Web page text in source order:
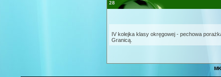
28
IV kolejka klasy okręgowej - pechowa
Granicą.